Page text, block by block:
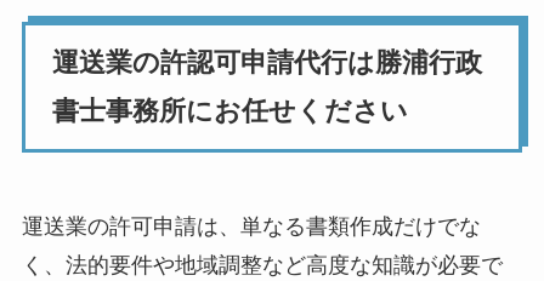
運送業の許認可申請代行は勝浦行政
書士事務所にお任せください
運送業の許可申請は、単なる書類作成だけでな
く、法的要件や地域調整など高度な知識が必要で